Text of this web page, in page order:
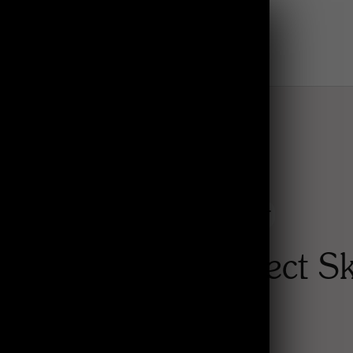
Bestseller
Perfect